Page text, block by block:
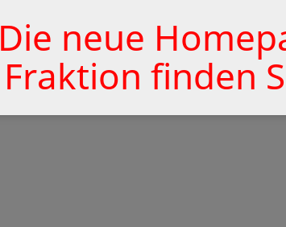
Die neue
Fraktion finden